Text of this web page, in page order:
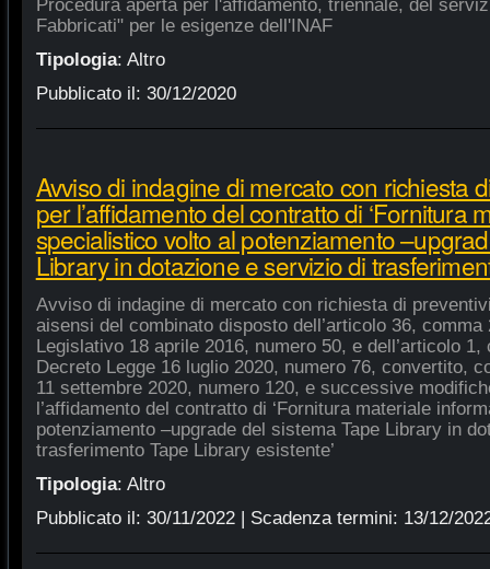
Procedura aperta per l'affidamento, triennale, del
Fabbricati" per le esigenze dell'INAF
Tipologia: Altro
Pubblicato il: 30/12/2020
Avviso di indagine di mercato con richiesta
per l’affidamento del contratto di ‘Fornitura
specialistico volto al potenziamento
Library in dotazione e servizio di
Avviso di indagine di mercato con richiesta di
aisensi del combinato disposto dell’articolo 36,
Legislativo 18 aprile 2016, numero 50, e dell’articolo
Decreto Legge 16 luglio 2020, numero 76, convertito,
11 settembre 2020, numero 120, e successive
l’affidamento del contratto di ‘Fornitura materiale
potenziamento –upgrade del sistema Tape Library in
trasferimento Tape Library esistente’
Tipologia: Altro
Pubblicato il: 30/11/2022| Scadenza termini: 13/12/